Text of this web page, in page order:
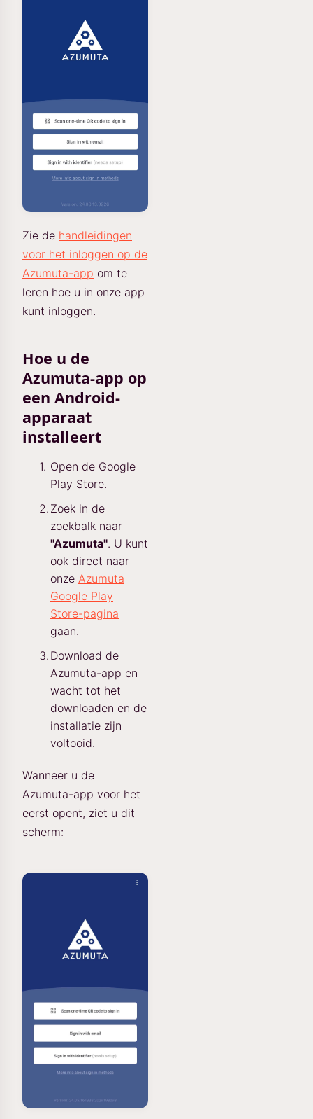
Zie de handleidingen
voor het inloggen op de
Azumuta-app om te
leren hoe u in onze app
kunt inloggen.
Hoe u de
Azumuta-app op
een Android-
apparaat
installeert
Open de Google
Play Store.
Zoek in de
zoekbalk naar
"Azumuta". U kunt
ook direct naar
onze Azumuta
Google Play
Store-pagina
gaan.
Download de
Azumuta-app en
wacht tot het
downloaden en de
installatie zijn
voltooid.
Wanneer u de
Azumuta-app voor het
eerst opent, ziet u dit
scherm: